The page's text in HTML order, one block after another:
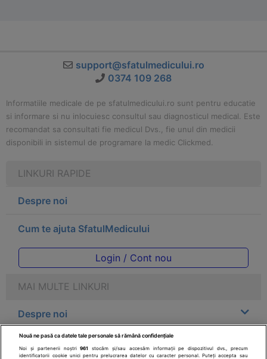
support@sfatulmedicului.ro
0374 109 268
Informatiile medicale de pe sfatulmedicului.ro sunt pentru educatie
si informare si nu inlocuiesc consultul sau diagnosticul medical. Este
recomandat sa consultati fie medicul Dvs., fie unul din medicii
disponibili in sistemul de programare la medic Clickmed.
LINKURI RAPIDE
Despre noi
Cum te ajuta SfatulMedicului
Login / Cont nou
MAI MULTE LINKURI
Despre noi
Legal
Nouă ne pasă ca datele tale personale să rămână confidențiale
Noi și partenerii noștri961
stocăm și/sau accesăm informații pe dispozitivul dvs., precum
identificatorii cookie unici pentru prelucrarea datelor cu caracter personal. Puteți accepta sau